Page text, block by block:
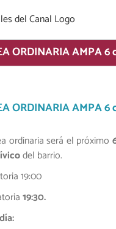
ORDINARIA AMPA
ORDINARIA AMPA
ordinaria será el próximo
del barrio.
19:00
19:30.